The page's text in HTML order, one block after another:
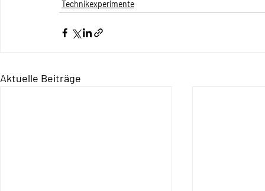
Technikexperimente
Aktuelle Beiträge